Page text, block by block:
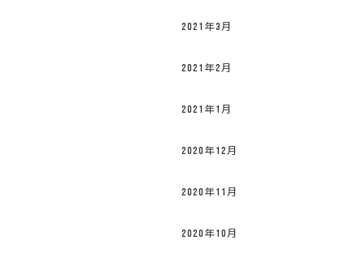
2021年3月
2021年2月
2021年1月
2020年12月
2020年11月
2020年10月